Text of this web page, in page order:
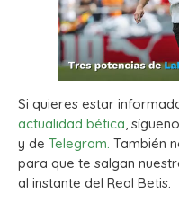
Si quieres estar
actualidad bética,
y de Telegram. También
para que te salgan
al instante del Real Betis.